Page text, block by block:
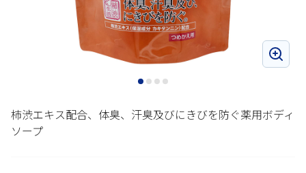
柿渋エキス配合、体臭、汗臭及びにきびを防ぐ薬用ボディ
ソープ